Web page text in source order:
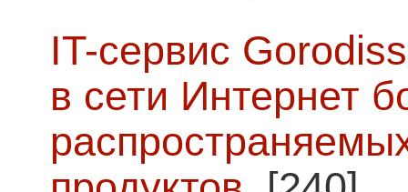
IT-сервис
в сети Интернет